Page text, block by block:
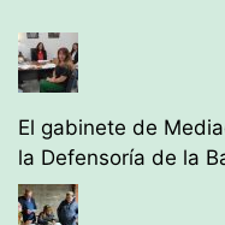
El gabinete de
la Defensoría de la